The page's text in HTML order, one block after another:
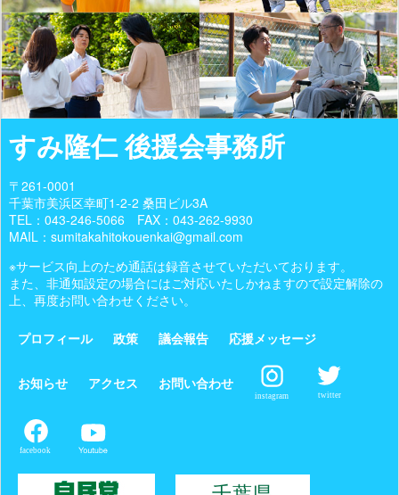
すみ隆仁 後援会事務所
〒261-0001
千葉市美浜区幸町1-2-2 桑田ビル3A
TEL： 043-246-5066 FAX：043-262-9930
MAIL：sumitakahitokouenkai@gmail.com
※サービス向上のため通話は録音させていただいております。
また、非通知設定の場合にはご対応いたしかねますので設定解除の
上、再度お問い合わせください。
プロフィール 政策 議会報告 応援メッセージ
お知らせ アクセス お問い合わせ